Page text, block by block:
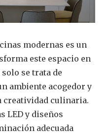
modernas es un
este espacio en
se trata de
ambiente acogedor y
creatividad culinaria.
LED y diseños
adecuada